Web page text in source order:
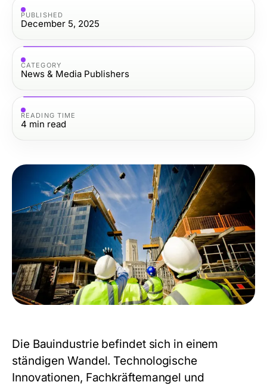
PUBLISHED
December 5, 2025
CATEGORY
News & Media Publishers
READING TIME
4 min read
Die Bauindustrie befindet sich in einem
ständigen Wandel. Technologische
Innovationen, Fachkräftemangel und